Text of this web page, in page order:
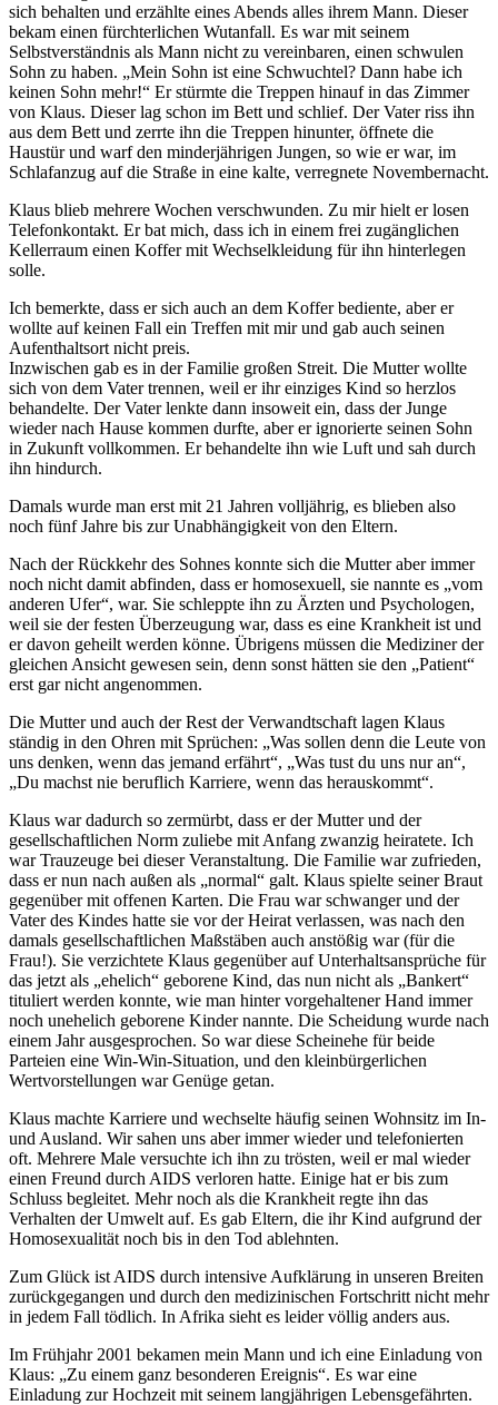
sich behalten und erzählte eines Abends alles ihrem Mann. Dieser
bekam einen fürchterlichen Wutanfall. Es war mit seinem
Selbstverständnis als Mann nicht zu vereinbaren, einen schwulen
Sohn zu haben.
Mein Sohn ist eine Schwuchtel? Dann habe ich
keinen Sohn mehr!
Er stürmte die Treppen hinauf in das Zimmer
von Klaus. Dieser lag schon im Bett und schlief. Der Vater riss ihn
aus dem Bett und zerrte ihn die Treppen hinunter, öffnete die
Haustür und warf den minderjährigen Jungen, so wie er war, im
Schlafanzug auf die Straße in eine kalte, verregnete Novembernacht.
Klaus blieb mehrere Wochen verschwunden. Zu mir hielt er losen
Telefonkontakt. Er bat mich, dass ich in einem frei zugänglichen
Kellerraum einen Koffer mit Wechselkleidung für ihn hinterlegen
solle.
Ich bemerkte, dass er sich auch an dem Koffer bediente, aber er
wollte auf keinen Fall ein Treffen mit mir und gab auch seinen
Aufenthaltsort nicht preis.
Inzwischen gab es in der Familie großen Streit. Die Mutter wollte
sich von dem Vater trennen, weil er ihr einziges Kind so herzlos
behandelte. Der Vater lenkte dann insoweit ein, dass der Junge
wieder nach Hause kommen durfte, aber er ignorierte seinen Sohn
in Zukunft vollkommen. Er behandelte ihn wie Luft und sah durch
ihn hindurch.
Damals wurde man erst mit 21 Jahren volljährig, es blieben also
noch fünf Jahre bis zur Unabhängigkeit von den Eltern.
Nach der Rückkehr des Sohnes konnte sich die Mutter aber immer
noch nicht damit abfinden, dass er homosexuell, sie nannte es
vom
anderen Ufer , war. Sie schleppte ihn zu Ärzten und Psychologen,
weil sie der festen Überzeugung war, dass es eine Krankheit ist und
er davon geheilt werden könne. Übrigens müssen die Mediziner der
gleichen Ansicht gewesen sein, denn sonst hätten sie den
Patient
erst gar nicht angenommen.
Die Mutter und auch der Rest der Verwandtschaft lagen Klaus
ständig in den Ohren mit Sprüchen:
Was sollen denn die Leute von
uns denken, wenn das jemand erfährt , Was tust du uns nur an ,
Du machst nie beruflich Karriere, wenn das herauskommt .
Klaus war dadurch so zermürbt, dass er der Mutter und der
gesellschaftlichen Norm zuliebe mit Anfang zwanzig heiratete. Ich
war Trauzeuge bei dieser Veranstaltung. Die Familie war zufrieden,
dass er nun nach außen als
normal
galt. Klaus spielte seiner Braut
gegenüber mit offenen Karten. Die Frau war schwanger und der
Vater des Kindes hatte sie vor der Heirat verlassen, was nach den
damals gesellschaftlichen Maßstäben auch anstößig war (für die
Frau!). Sie verzichtete Klaus gegenüber auf Unterhaltsansprüche für
das jetzt als
ehelich geborene Kind, das nun nicht als
Bankert
tituliert werden konnte, wie man hinter vorgehaltener Hand immer
noch unehelich geborene Kinder nannte. Die Scheidung wurde nach
einem Jahr ausgesprochen. So war diese Scheinehe für beide
Parteien eine Win-Win-Situation, und den kleinbürgerlichen
Wertvorstellungen war Genüge getan.
Klaus machte Karriere und wechselte häufig seinen Wohnsitz im In-
und Ausland. Wir sahen uns aber immer wieder und telefonierten
oft. Mehrere Male versuchte ich ihn zu trösten, weil er mal wieder
einen Freund durch AIDS verloren hatte. Einige hat er bis zum
Schluss begleitet. Mehr noch als die Krankheit regte ihn das
Verhalten der Umwelt auf. Es gab Eltern, die ihr Kind aufgrund der
Homosexualität noch bis in den Tod ablehnten.
Zum Glück ist AIDS durch intensive Aufklärung in unseren Breiten
zurückgegangen und durch den medizinischen Fortschritt nicht mehr
in jedem Fall tödlich. In Afrika sieht es leider völlig anders aus.
Im Frühjahr 2001 bekamen mein Mann und ich eine Einladung von
Klaus:
Zu einem ganz besonderen Ereignis . Es war eine
Einladung zur Hochzeit mit seinem langjährigen Lebensgefährten.